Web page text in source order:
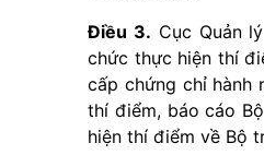
Điều 3. Cục Quản
chức thực hiện thí
cấp chứng chỉ hành
thí điểm, báo cáo
hiện thí điểm về Bộ